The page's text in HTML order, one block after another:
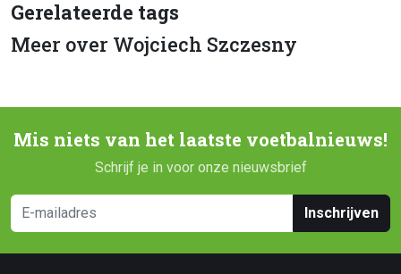
Gerelateerde tags
Meer over Wojciech Szczesny
Mis niets van het laatste voetbalnieuws!
Schrijf je in voor onze nieuwsbrief
Inschrijven